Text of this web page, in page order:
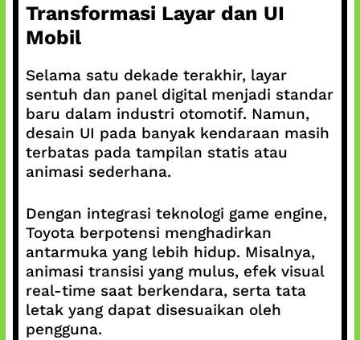
Transformasi Layar dan UI
Mobil
Selama satu dekade terakhir, layar
sentuh dan panel digital menjadi standar
baru dalam industri otomotif. Namun,
desain UI pada banyak kendaraan masih
terbatas pada tampilan statis atau
animasi sederhana.
Dengan integrasi teknologi game engine,
Toyota berpotensi menghadirkan
antarmuka yang lebih hidup. Misalnya,
animasi transisi yang mulus, efek visual
real-time saat berkendara, serta tata
letak yang dapat disesuaikan oleh
pengguna.